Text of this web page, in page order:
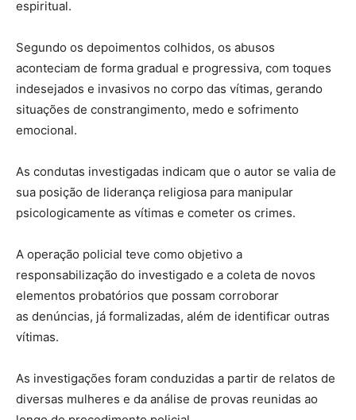
espiritual.
Segundo os depoimentos colhidos, os abusos
aconteciam de forma gradual e progressiva, com toques
indesejados e invasivos no corpo das vítimas, gerando
situações de constrangimento, medo e sofrimento
emocional.
As condutas investigadas indicam que o autor se valia de
sua posição de liderança religiosa para manipular
psicologicamente as vítimas e cometer os crimes.
A operação policial teve como objetivo a
responsabilização do investigado e a coleta de novos
elementos probatórios que possam corroborar
as denúncias, já formalizadas, além de identificar outras
vítimas.
As investigações foram conduzidas a partir de relatos de
diversas mulheres e da análise de provas reunidas ao